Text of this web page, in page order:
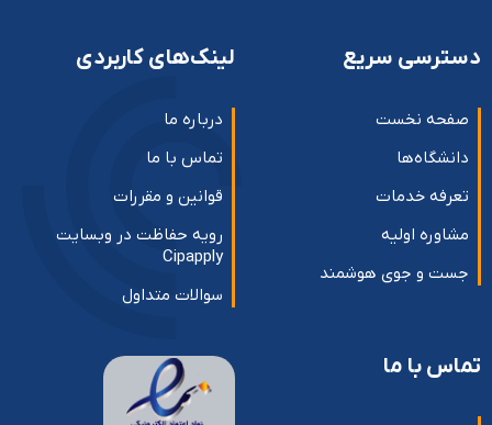
دسترسی سریع
صفحه نخست
دانشگاه‌ها
تعرفه خدمات
مشاوره اولیه
جست و جوی هوشمند
لینک‌های کاربردی
درباره ما
تماس با ما
قوانین و مقررات
رویه حفاظت در وبسایت
Cipapply
سوالات متداول
تماس با ما